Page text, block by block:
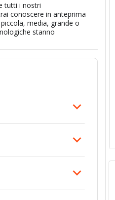
tutti i nostri
conoscere in anteprima
media, grande o
stanno